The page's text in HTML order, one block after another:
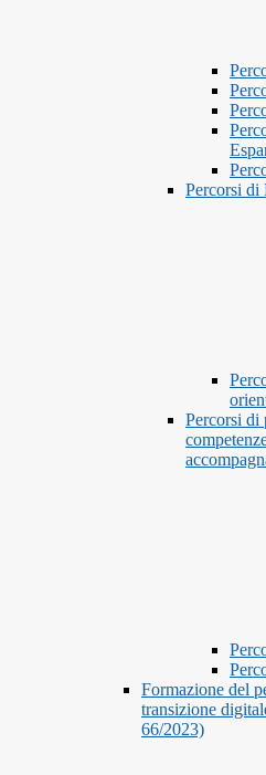
Percorsi di
Percorsi di
Formazione del
transizione
66/2023)